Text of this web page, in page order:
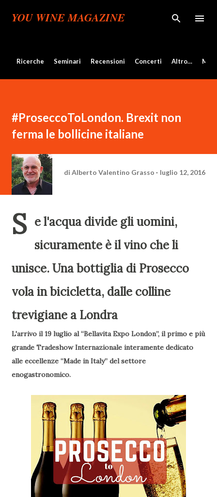
Passa ai contenuti principali
YOU WINE MAGAZINE
Ricerche Seminari Recensioni Concerti Altro…
#ProseccoToLondon. Brexit non
ferma le bollicine italiane
di Alberto Valentino Grasso luglio 12, 2016
S e l'acqua divide gli uomini,
sicuramente è il vino che li
unisce. Una bottiglia di Prosecco
vola in bicicletta, dalle colline
trevigiane a Londra
L'arrivo il 19 luglio al “Bellavita Expo London”, il primo e più
grande Tradeshow Internazionale interamente dedicato
alle eccellenze “Made in Italy” del settore
enogastronomico.